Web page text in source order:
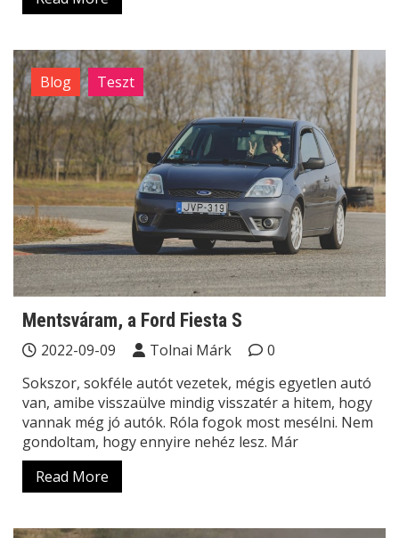
Blog Teszt
Mentsváram, a Ford Fiesta S
2022-09-09 Tolnai Márk
0
Sokszor, sokféle autót vezetek, mégis egyetlen autó
van, amibe visszaülve mindig visszatér a hitem, hogy
vannak még jó autók. Róla fogok most mesélni. Nem
gondoltam, hogy ennyire nehéz lesz. Már
Read More